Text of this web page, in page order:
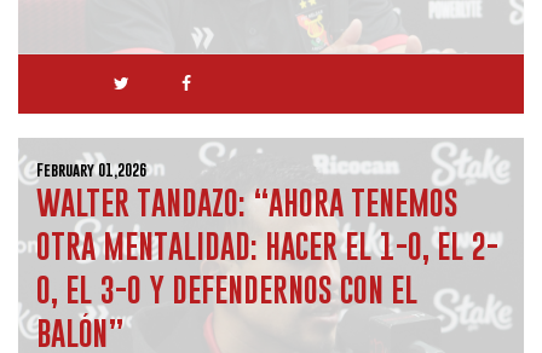
February 01,2026
WALTER TANDAZO: “AHORA TENEMOS
OTRA MENTALIDAD: HACER EL 1-0, EL 2-
0, EL 3-0 Y DEFENDERNOS CON EL
BALÓN”